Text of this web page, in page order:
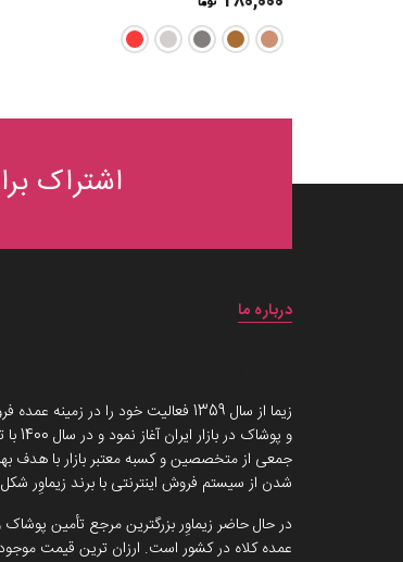
اشتراک
درباره ما
زیما از سال 1359 فعالیت خود را در زمینه
و پوشاک در
جمعی از متخصصین و کسبه معتبر بازار با هدف
شدن از سیستم فروش اینترنتی با برند زیماوِر
در حال حاضر زیماوِر بزرگترین مرجع تأمین
عمده کلاه در کشور است. ارزان ترین قیمت